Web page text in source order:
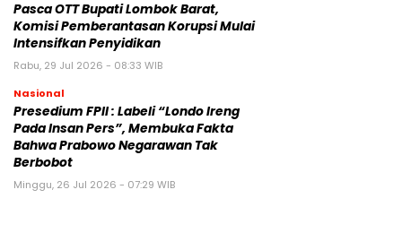
Pasca OTT Bupati Lombok Barat,
Komisi Pemberantasan Korupsi Mulai
Intensifkan Penyidikan
Rabu, 29 Jul 2026 - 08:33 WIB
Nasional
Presedium FPII : Labeli “Londo Ireng
Pada Insan Pers”, Membuka Fakta
Bahwa Prabowo Negarawan Tak
Berbobot
Minggu, 26 Jul 2026 - 07:29 WIB